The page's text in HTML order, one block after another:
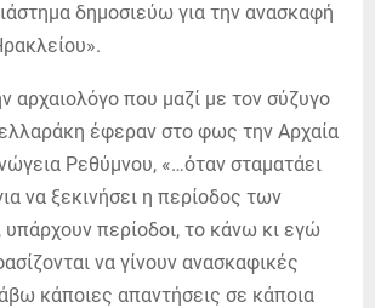
δημοσιεύω για την ανασκαφή
αρχαιολόγο που μαζί με τον σύζυγο
έφεραν στο φως την Αρχαία
Ρεθύμνου, «…όταν σταματάει
να ξεκινήσει η περίοδος των
περίοδοι, το κάνω κι εγώ
να γίνουν ανασκαφικές
κάποιες απαντήσεις σε κάποια